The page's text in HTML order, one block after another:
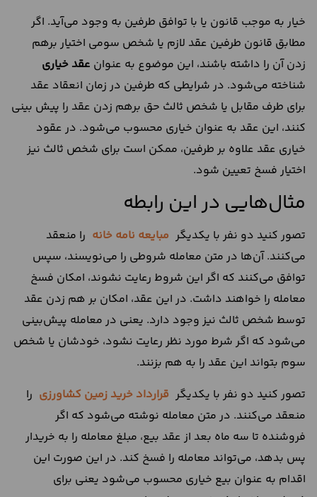
خیار به ‌موجب قانون یا با توافق طرفین به وجود می‌آید. اگر
مطابق قانون طرفین عقد لازم یا شخص سومی اختیار برهم
زدن آن را داشته باشند، این موضوع به‌ عنوان عقد خیاری
شناخته می‌شود. در شرایطی که طرفین در زمان انعقاد عقد
برای طرف مقابل یا شخص ثالث حق برهم زدن عقد را پیش‌ بینی
کنند، این عقد به عنوان خیاری محسوب می‌شود. در عقود
خیاری عقد علاوه بر طرفین، ممکن است برای شخص ثالث نیز
اختیار فسخ تعیین شود.
مثال‌هایی در این رابطه
تصور کنید دو نفر با یکدیگر مبایعه نامه خانه را منعقد
می‌کنند. آن‌ها در متن معامله شروطی را می‌نویسند، سپس
توافق می‌کنند که اگر این شروط رعایت نشوند، امکان فسخ
معامله را خواهند داشت. در این عقد، امکان بر هم زدن عقد
توسط شخص ثالث نیز وجود دارد. یعنی در معامله پیش‌بینی
می‌شود که اگر شرط مورد نظر رعایت نشود، خودشان یا شخص
سوم بتواند این عقد را به‌ هم بزنند.
تصور کنید دو نفر با یکدیگر قرارداد خرید زمین کشاورزی را
منعقد می‌کنند. در متن معامله نوشته می‌شود که اگر
فروشنده تا سه ماه بعد از عقد بیع، مبلغ معامله را به خریدار
پس بدهد، می‌تواند معامله را فسخ کند. در این‌ صورت این
اقدام به‌ عنوان بیع خیاری محسوب می‌شود یعنی برای